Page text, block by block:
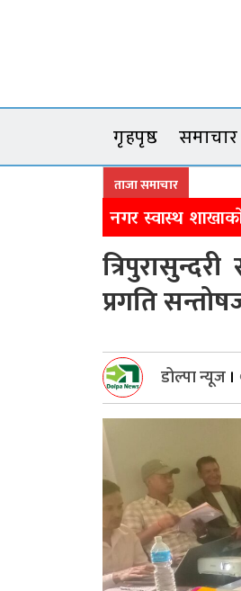
गृहपृष्ठ समाचार
ताजा समाचार
नगर स्वास्थ
प्रगति
डोल्पा न्यूज ।